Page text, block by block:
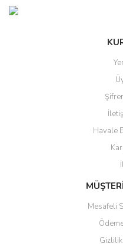
Ürün bilgilerinde hatalar
Havale
Mesafeli